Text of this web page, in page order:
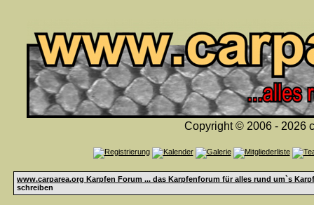
Copyright © 2006 - 2026
www.carparea.org Karpfen Forum ... das Karpfenforum für alles rund um`s
schreiben